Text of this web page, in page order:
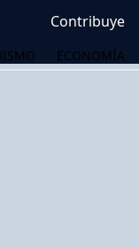
Contribuye
ECONOMÍA